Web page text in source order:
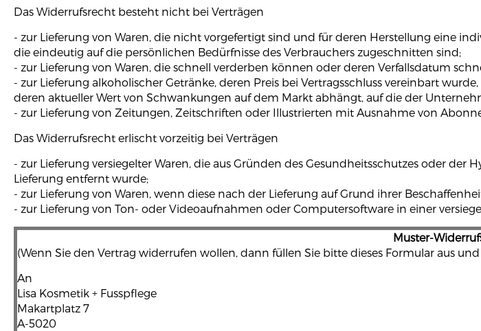
Das Widerrufsrecht besteht nicht bei Verträgen
- zur Lieferung von Waren, die nicht vorgefertigt sind und für deren Herstellung eine
die eindeutig auf die persönlichen Bedürfnisse des Verbrauchers zugeschnitten sind;
- zur Lieferung von Waren, die schnell verderben können oder deren Verfallsdatum
- zur Lieferung alkoholischer Getränke, deren Preis bei Vertragsschluss vereinbart
deren aktueller Wert von Schwankungen auf dem Markt abhängt, auf die der
- zur Lieferung von Zeitungen, Zeitschriften oder Illustrierten mit Ausnahme von
Das Widerrufsrecht erlischt vorzeitig bei Verträgen
- zur Lieferung versiegelter Waren, die aus Gründen des Gesundheitsschutzes oder
Lieferung entfernt wurde;
- zur Lieferung von Waren, wenn diese nach der Lieferung auf Grund ihrer
- zur Lieferung von Ton- oder Videoaufnahmen oder Computersoftware in einer
Muster-
(Wenn Sie den Vertrag widerrufen wollen, dann füllen Sie bitte dieses Formular aus und
An
Lisa Kosmetik + Fusspflege
Makartplatz 7
A-5020